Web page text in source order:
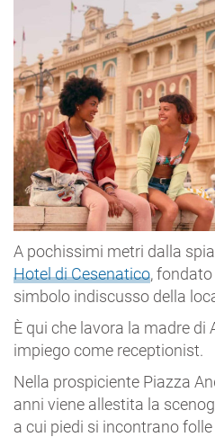
A pochissimi metri dalla
Hotel di Cesenatico,
simbolo indiscusso della
È qui che lavora la madre di
impiego come receptionist.
Nella prospiciente Piazza
anni viene allestita la
a cui piedi si incontrano